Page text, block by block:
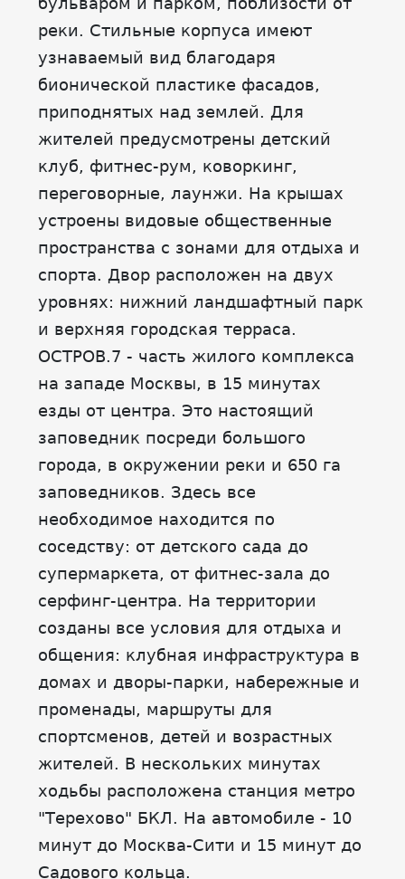
реки. Стильные корпуса имеют
узнаваемый вид благодаря
бионической пластике фасадов,
приподнятых над землей. Для
жителей предусмотрены детский
клуб, фитнес-рум, коворкинг,
переговорные, лаунжи. На крышах
устроены видовые общественные
пространства с зонами для отдыха и
спорта. Двор расположен на двух
уровнях: нижний ландшафтный парк
и верхняя городская терраса.
ОСТРОВ.7 - часть жилого комплекса
на западе Москвы, в 15 минутах
езды от центра. Это настоящий
заповедник посреди большого
города, в окружении реки и 650 га
заповедников. Здесь все
необходимое находится по
соседству: от детского сада до
супермаркета, от фитнес-зала до
серфинг-центра. На территории
созданы все условия для отдыха и
общения: клубная инфраструктура в
домах и дворы-парки, набережные и
променады, маршруты для
спортсменов, детей и возрастных
жителей. В нескольких минутах
ходьбы расположена станция метро
"Терехово" БКЛ. На автомобиле - 10
минут до Москва-Сити и 15 минут до
Садового кольца.